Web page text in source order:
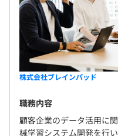
株式会社ブレインパッド
職務内容
顧客企業のデータ活用に
械学習システム開発を行